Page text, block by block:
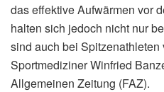
das effektive Aufwärmen vor
halten sich jedoch nicht nur
sind auch bei Spitzenathleten
Sportmediziner Winfried
Allgemeinen Zeitung (FAZ).